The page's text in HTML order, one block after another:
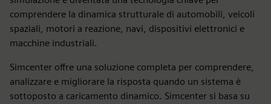
comprendere la dinamica strutturale di automobili, veicoli
spaziali, motori a reazione, navi, dispositivi elettronici e
macchine industriali.
Simcenter offre una soluzione completa per comprendere,
analizzare e migliorare la risposta quando un sistema è
sottoposto a caricamento dinamico. Simcenter si basa su